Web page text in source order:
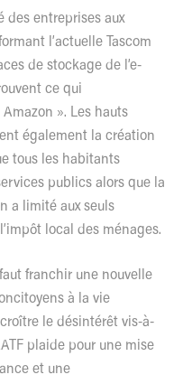
des entreprises aux
l’actuelle Tascom
de stockage de l’e-
ce qui
». Les hauts
également la création
tous les habitants
publics alors que la
a limité aux seuls
local des ménages.
franchir une nouvelle
à la vie
le désintérêt vis-à-
plaide pour une mise
et une